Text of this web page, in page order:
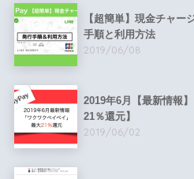
【超簡単】現金チャ
手順と利用方法
2019/06/08
2019年6月【最新情報
21％還元】
2019/06/02